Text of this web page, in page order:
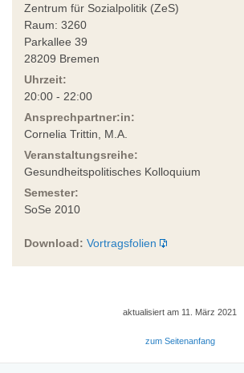
Zentrum für Sozialpolitik (ZeS)
Raum: 3260
Parkallee 39
28209 Bremen
Uhrzeit:
20:00 - 22:00
Ansprechpartner:in:
Cornelia Trittin, M.A.
Veranstaltungsreihe:
Gesundheitspolitisches Kolloquium
Semester:
SoSe 2010
Download: Vortragsfolien
aktualisiert am 11. März 2021
zum Seitenanfang